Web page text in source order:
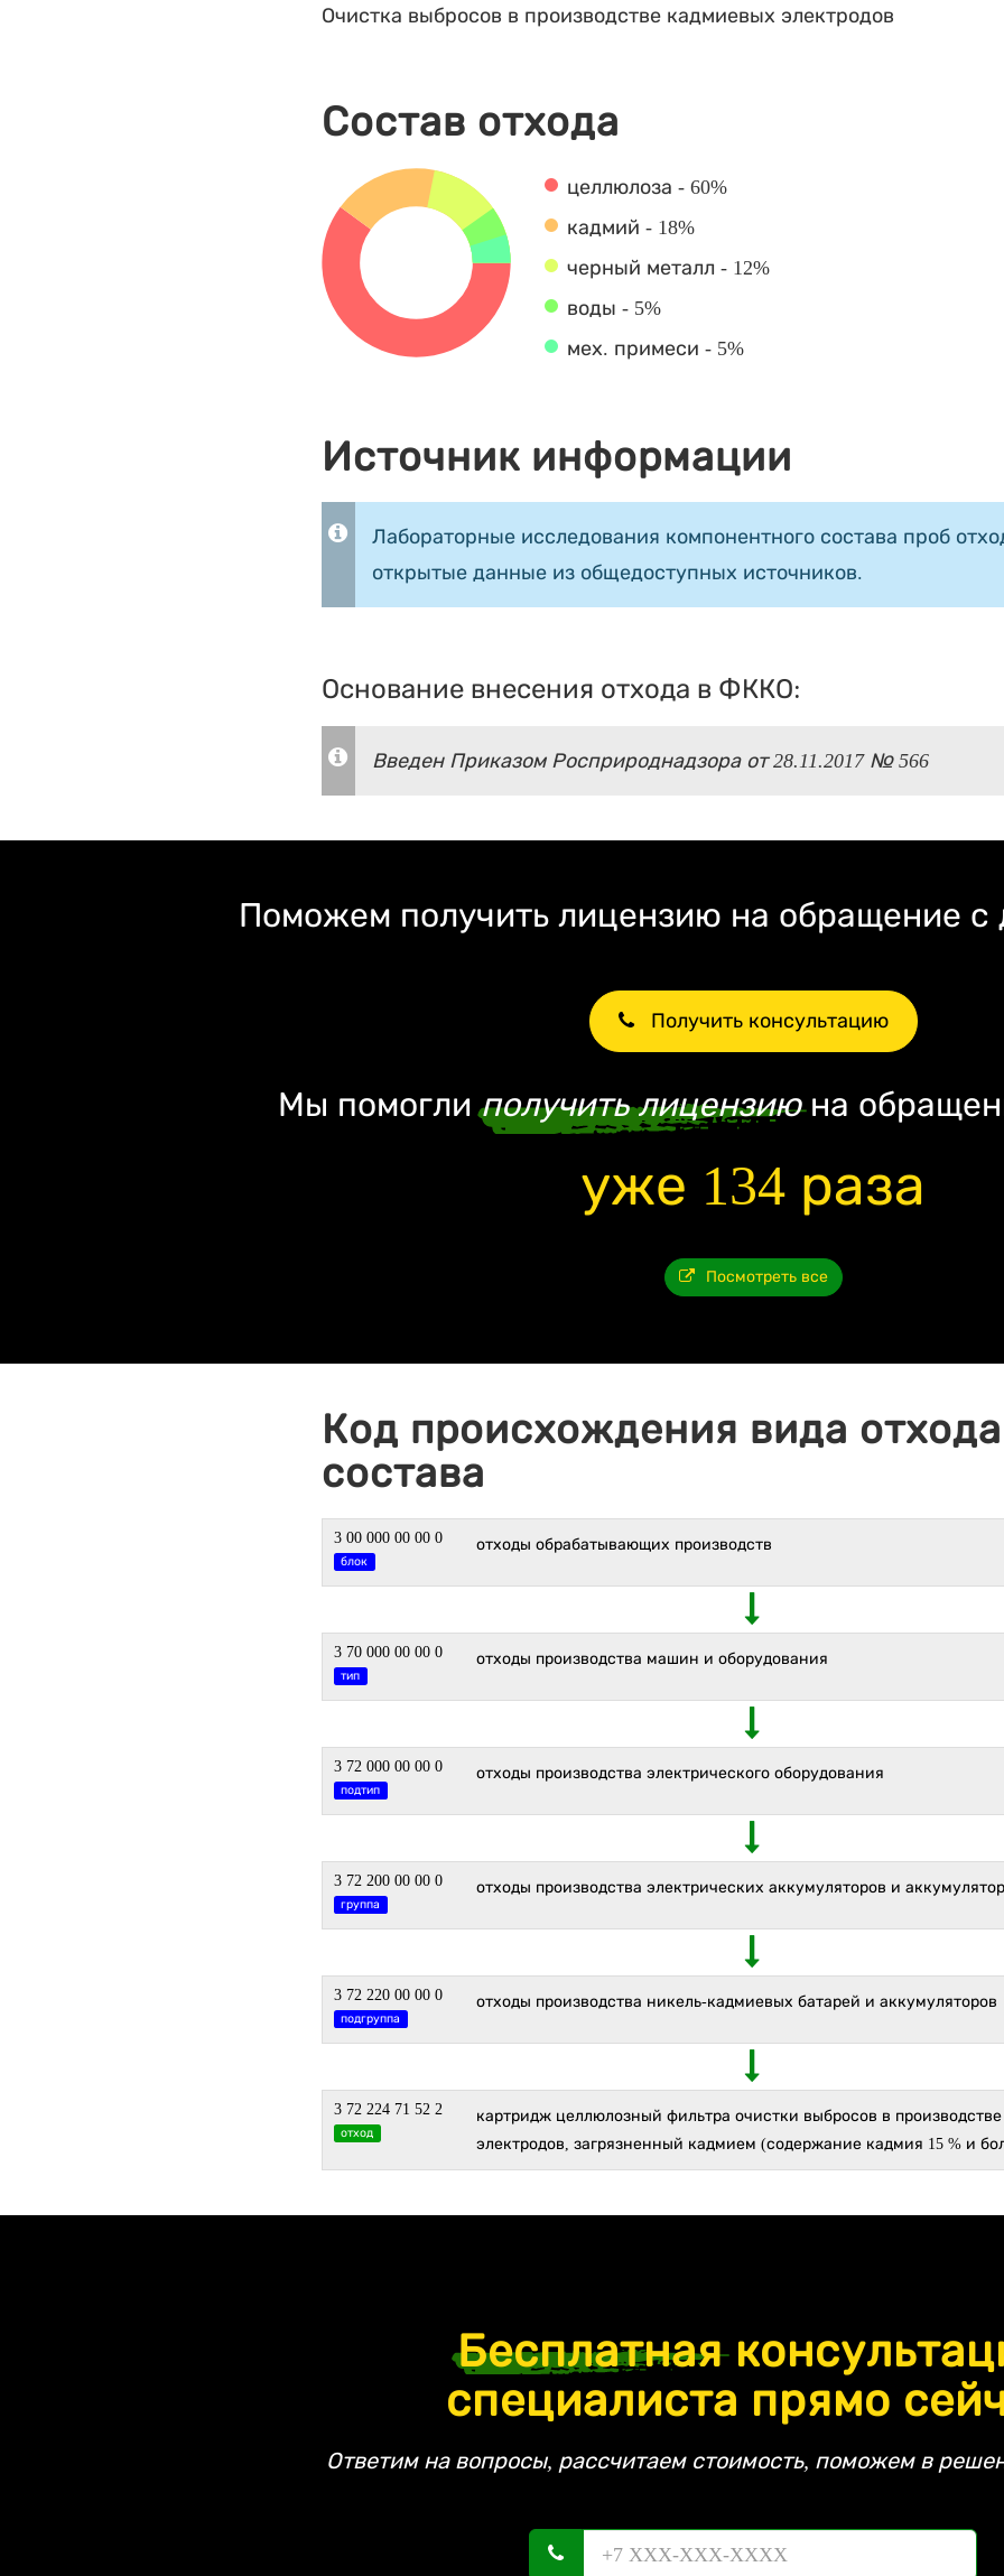
Очистка выбросов в производстве кадмиевых электродов
Состав отхода
целлюлоза - 60%
кадмий - 18%
черный металл - 12%
воды - 5%
мех. примеси - 5%
Источник информации
Лабораторные исследования компонентного состава проб
открытые данные из общедоступных источников.
Основание внесения отхода в ФККО:
Введен Приказом Росприроднадзора от 28.11.2017 № 566
Поможем получить лицензию на обращение с
Получить консультацию
Мы помоглиполучить лицензиюна
уже 134 раза
Посмотреть все
Код происхождения вида
состава
3 00 000 00 00 0
блок
отходы обрабатывающих производств
3 70 000 00 00 0
тип
отходы производства машин и оборудования
3 72 000 00 00 0
подтип
отходы производства электрического оборудования
3 72 200 00 00 0
группа
отходы производства электрических аккумуляторов и
3 72 220 00 00 0
подгруппа
отходы производства никель-кадмиевых батарей и аккумуляторов
3 72 224 71 52 2
отход
картридж целлюлозный фильтра очистки выбросов в
электродов, загрязненный кадмием (содержание кадмия 15 % и
Бесплатная
специалиста прямо
Ответим на вопросы, рассчитаем стоимость, поможем в